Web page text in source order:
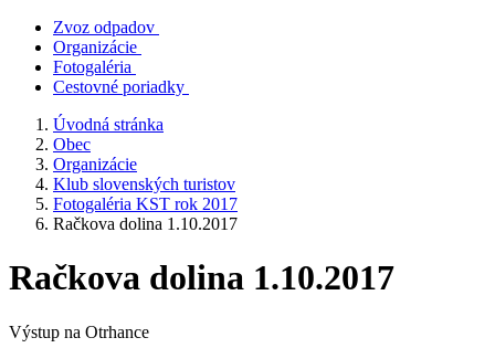
Zvoz odpadov
Organizácie
Fotogaléria
Cestovné poriadky
Úvodná stránka
Obec
Organizácie
Klub slovenských turistov
Fotogaléria KST rok 2017
Račkova dolina 1.10.2017
Račkova dolina 1.10.2017
Výstup na Otrhance